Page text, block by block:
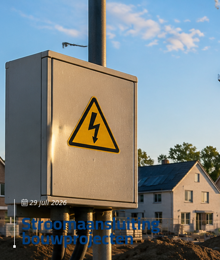
29 juli 2026
Stroomaansluiting
bouwprojecten